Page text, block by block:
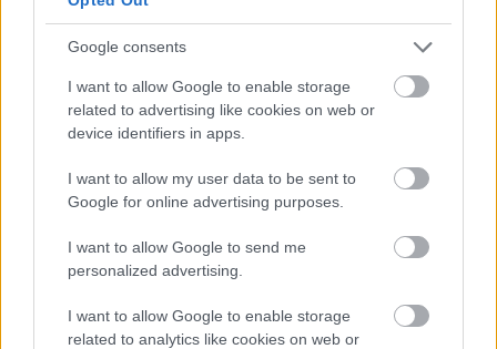
Google consents
I want to allow Google to enable storage
related to advertising like cookies on web or
device identifiers in apps.
I want to allow my user data to be sent to
Google for online advertising purposes.
I want to allow Google to send me
personalized advertising.
I want to allow Google to enable storage
related to analytics like cookies on web or